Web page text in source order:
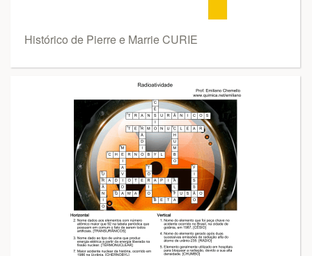
Histórico de Pierre e Marrie CURIE